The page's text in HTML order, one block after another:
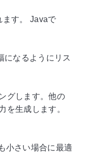
ます。 Javaで
になるようにリス
グします。他の
を生成します。
小さい場合に最適